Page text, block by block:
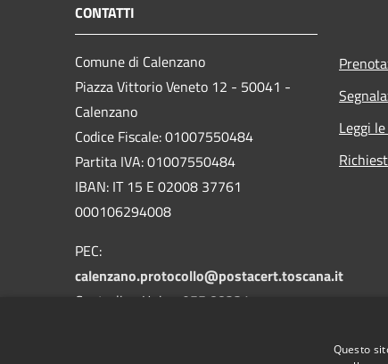
CONTATTI
Comune di Calenzano
Piazza Vittorio Veneto 12 - 50041 -
Calenzano
Codice Fiscale: 01007550484
Partita IVA: 01007550484
IBAN: IT 15 E 02008 37761
000106294008
PEC:
calenzano.protocollo@postacert.toscana.it
Centralino Unico: 055 88331
Leggi le
Questo